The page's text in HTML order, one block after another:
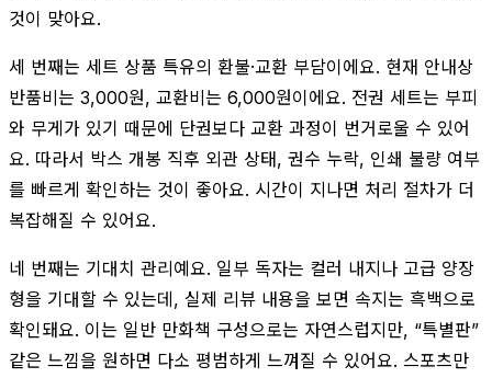
것이 맞아요.
세 번째는 세트 상품 특유의 환불·교환 부담이에요. 현재 안내상
반품비는 3,000원, 교환비는 6,000원이에요. 전권 세트는 부피
와 무게가 있기 때문에 단권보다 교환 과정이 번거로울 수 있어
요. 따라서 박스 개봉 직후 외관 상태, 권수 누락, 인쇄 불량 여부
를 빠르게 확인하는 것이 좋아요. 시간이 지나면 처리 절차가 더
복잡해질 수 있어요.
네 번째는 기대치 관리예요. 일부 독자는 컬러 내지나 고급 양장
형을 기대할 수 있는데, 실제 리뷰 내용을 보면 속지는 흑백으로
확인돼요. 이는 일반 만화책 구성으로는 자연스럽지만, “특별판”
같은 느낌을 원하면 다소 평범하게 느껴질 수 있어요. 스포츠만